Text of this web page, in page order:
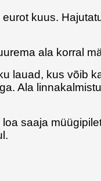
kuus.
ala korral
lauad, kus võib
Ala
saaja